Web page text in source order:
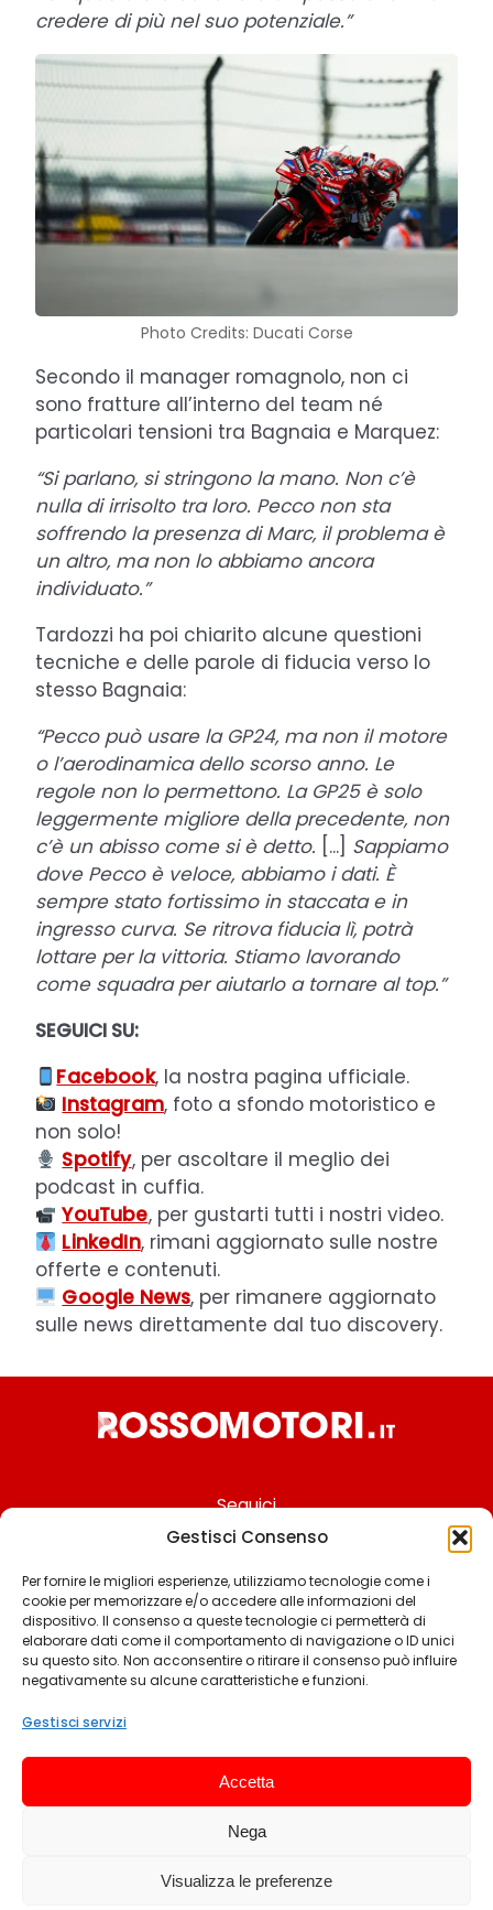
Gestisci Consenso
Per fornire le migliori esperienze, utilizziamo tecnologie come i
cookie per memorizzare e/o accedere alle informazioni del
dispositivo. Il consenso a queste tecnologie ci permetterà di
elaborare dati come il comportamento di navigazione o ID unici
su questo sito. Non acconsentire o ritirare il consenso può influire
negativamente su alcune caratteristiche e funzioni.
Gestisci servizi
Accetta
Nega
Visualizza le preferenze
credere di più nel suo potenziale.”
Photo Credits: Ducati Corse
Secondo il manager romagnolo, non ci
sono fratture all’interno del team né
particolari tensioni tra Bagnaia e Marquez:
“Si parlano, si stringono la mano. Non c’è
nulla di irrisolto tra loro. Pecco non sta
soffrendo la presenza di Marc, il problema è
un altro, ma non lo abbiamo ancora
individuato.”
Tardozzi ha poi chiarito alcune questioni
tecniche e delle parole di fiducia verso lo
stesso Bagnaia:
“Pecco può usare la GP24, ma non il motore
o l’aerodinamica dello scorso anno. Le
regole non lo permettono. La GP25 è solo
leggermente migliore della precedente, non
c’è un abisso come si è detto. [...] Sappiamo
dove Pecco è veloce, abbiamo i dati. È
sempre stato fortissimo in staccata e in
ingresso curva. Se ritrova fiducia lì, potrà
lottare per la vittoria. Stiamo lavorando
come squadra per aiutarlo a tornare al top.”
SEGUICI SU:
Facebook, la nostra pagina ufficiale.
Instagram, foto a sfondo motoristico e
non solo!
Spotify, per ascoltare il meglio dei
podcast in cuffia.
YouTube, per gustarti tutti i nostri video.
LinkedIn, rimani aggiornato sulle nostre
offerte e contenuti.
Google News, per rimanere aggiornato
sulle news direttamente dal tuo discovery.
Seguici
Chi siamo
Contattaci
Termini & Condizioni
Privacy policy
© 2025 Rossomotori.it. Tutti i diritti riservati.